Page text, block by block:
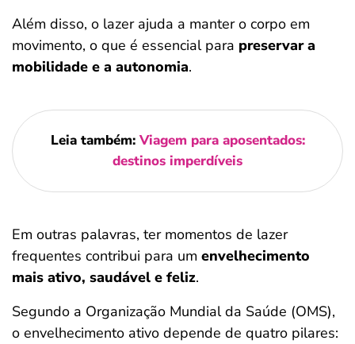
Além disso, o lazer ajuda a manter o corpo em
movimento, o que é essencial para preservar a
mobilidade e a autonomia.
Leia também: Viagem para aposentados:
destinos imperdíveis
Em outras palavras, ter momentos de lazer
frequentes contribui para um envelhecimento
mais ativo, saudável e feliz.
Segundo a Organização Mundial da Saúde (OMS),
o envelhecimento ativo depende de quatro pilares: